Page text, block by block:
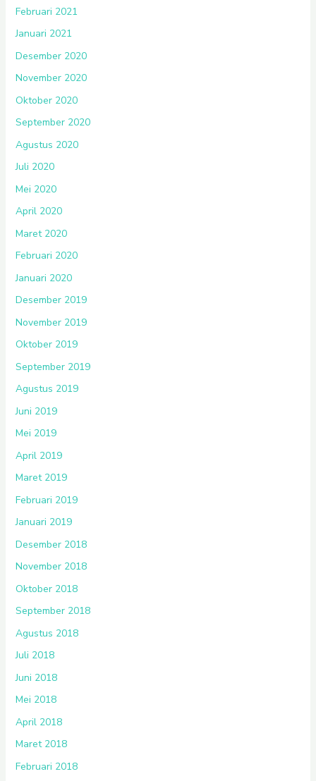
Februari 2021
Januari 2021
Desember 2020
November 2020
Oktober 2020
September 2020
Agustus 2020
Juli 2020
Mei 2020
April 2020
Maret 2020
Februari 2020
Januari 2020
Desember 2019
November 2019
Oktober 2019
September 2019
Agustus 2019
Juni 2019
Mei 2019
April 2019
Maret 2019
Februari 2019
Januari 2019
Desember 2018
November 2018
Oktober 2018
September 2018
Agustus 2018
Juli 2018
Juni 2018
Mei 2018
April 2018
Maret 2018
Februari 2018